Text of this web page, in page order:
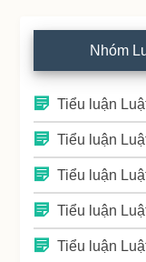
Nhóm
Tiểu luận
Tiểu luận
Tiểu luận
Tiểu luận
Tiểu luận